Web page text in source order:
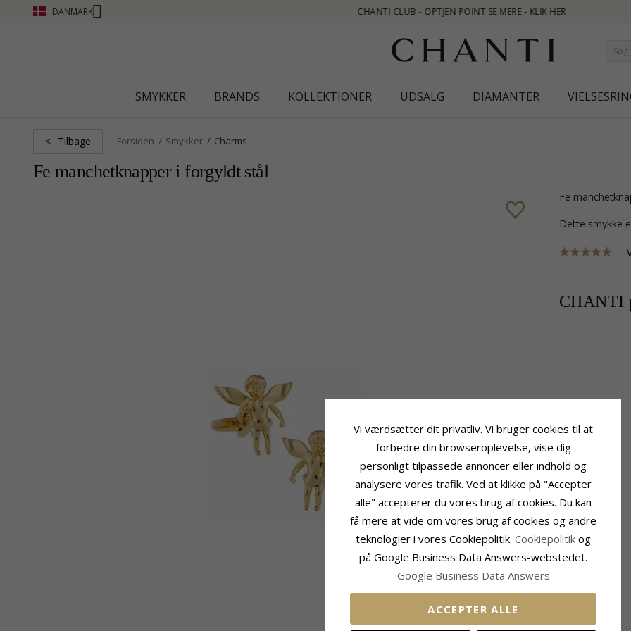
DANMARK CHANTI CLUB - OPTJEN POINT SE MERE - KLIK HER
SMYKKER BRANDS KOLLEKTIONER UDSALG DIAMANTER
< Tilbage Forsiden Smykker Charms
Fe manchetknapper i forgyldt stål
fe
Dette
CHANTI
Vi værdsætter dit privatliv. Vi bruger cookies til at
forbedre din browseroplevelse, vise dig
personligt tilpassede annoncer eller indhold og
analysere vores trafik. Ved at klikke på "Accepter
alle" accepterer du vores brug af cookies. Du kan
få mere at vide om vores brug af cookies og andre
teknologier i vores Cookiepolitik. Cookiepolitik og
på Google Business Data Answers-webstedet.
Google Business Data Answers
ACCEPTER ALLE